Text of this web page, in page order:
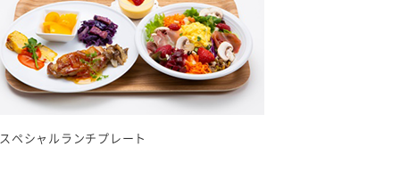
スペシャルランチプレート